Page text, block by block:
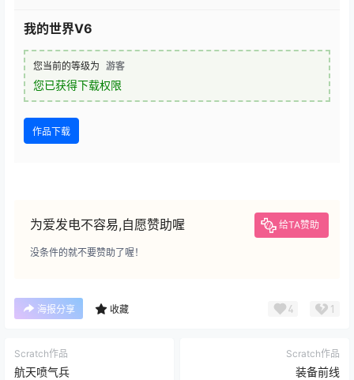
我的世界V6
您当前的等级为 游客
您已获得下载权限
作品下载
为爱发电不容易,自愿赞助喔 给TA赞助
没条件的就不要赞助了喔！
海报分享 收藏 4 1
Scratch作品
航天喷气兵
Scratch作品
装备前线